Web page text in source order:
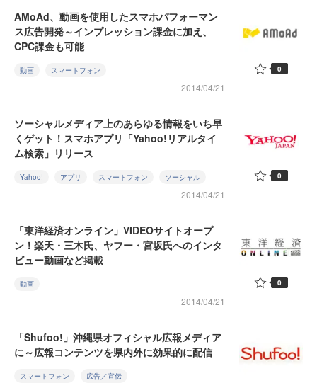
AMoAd、動画を使用したスマホパフォーマン
ス広告開発～インプレッション課金に加え、
CPC課金も可能
動画 スマートフォン
2014/04/21
0
ソーシャルメディア上のあらゆる情報をいち早
くゲット！スマホアプリ「Yahoo!リアルタイ
ム検索」リリース
Yahoo! アプリ スマートフォン ソーシャル
2014/04/21
0
「東洋経済オンライン」VIDEOサイトオープ
ン！楽天・三木氏、ヤフー・宮坂氏へのインタ
ビュー動画など掲載
動画
2014/04/21
0
「Shufoo!」沖縄県オフィシャル広報メディア
に～広報コンテンツを県内外に効果的に配信
スマートフォン 広告／宣伝